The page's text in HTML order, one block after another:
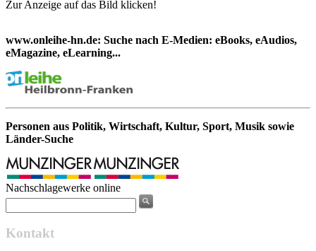
Zur Anzeige auf das Bild klicken!
www.onleihe-hn.de: Suche nach E-Medien: eBooks, eAudios,
eMagazine, eLearning...
Personen aus Politik, Wirtschaft, Kultur, Sport, Musik sowie
Länder-Suche
Nachschlagewerke online
Kontakt